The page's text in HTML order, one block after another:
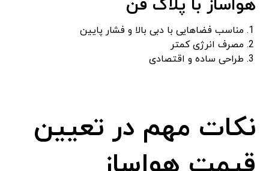
هواساز با پلاگ فن
مناسب فضاهایی با دبی بالا و فشار پایین
مصرف انرژی کمتر
طراحی ساده و اقتصادی
نکات مهم در تعیین